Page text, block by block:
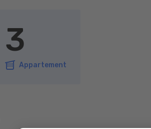
3
Appartement